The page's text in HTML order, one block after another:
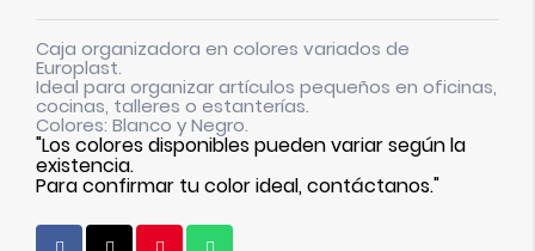
Caja organizadora en colores variados de
Europlast.
Ideal para organizar artículos pequeños en oficinas,
cocinas, talleres o estanterías.
Colores: Blanco y Negro.
"Los colores disponibles pueden variar según la
existencia.
Para confirmar tu color ideal, contáctanos."